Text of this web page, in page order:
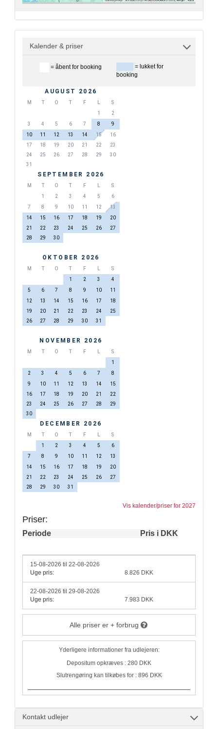
Kalender & priser
= åbent for booking
= lukket for
booking
AUGUST 2026
M T O T F
S
1
2
3
4 5 6 7 8
9
10
11 12 13 14 15
16
17
18 19 20 21 22
23
24
25 26 27 28 29
30
31
SEPTEMBER 2026
M T O T F
S
1
2 3 4 5
6
7
8 9 10 11 12
13
14
15 16 17 18 19
20
21
22 23 24 25 26
27
28
29 30
OKTOBER 2026
M T O T F
S
1
2 3
4
5
6 7 8 9 10
11
12
13 14 15 16 17
18
19
20 21 22 23 24
25
26
27 28 29 30 31
NOVEMBER 2026
M T O T F
S
1
2
3 4 5 6 7
8
9
10 11 12 13 14
15
16
17 18 19 20 21
22
23
24 25 26 27 28
29
30
DECEMBER 2026
M T O T F
S
1
2 3 4 5
6
7
8 9 10 11 12
13
14
15 16 17 18 19
20
21
22 23 24 25 26
27
28
29 30 31
Vis kalender/priser for 2027
Priser:
Periode Pris i DKK
15-08-2026 til 22-08-2026
Uge pris:
8.826 DKK
22-08-2026 til 29-08-2026
Uge pris:
7.983 DKK
Alle priser er + forbrug
Yderligere informationer fra udlejeren:
Depositum opkræves : 280 DKK
Slutrengøring kan tilkøbes for : 896 DKK
Kontakt udlejer